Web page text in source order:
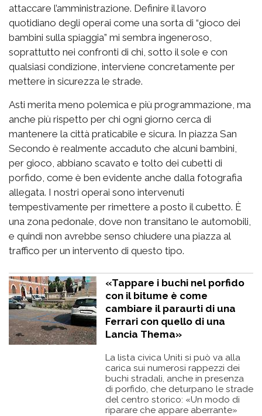
attaccare l’amministrazione. Definire il lavoro
quotidiano degli operai come una sorta di “gioco dei
bambini sulla spiaggia” mi sembra ingeneroso,
soprattutto nei confronti di chi, sotto il sole e con
qualsiasi condizione, interviene concretamente per
mettere in sicurezza le strade.
Asti merita meno polemica e più programmazione, ma
anche più rispetto per chi ogni giorno cerca di
mantenere la città praticabile e sicura. In piazza San
Secondo è realmente accaduto che alcuni bambini,
per gioco, abbiano scavato e tolto dei cubetti di
porfido, come è ben evidente anche dalla fotografia
allegata. I nostri operai sono intervenuti
tempestivamente per rimettere a posto il cubetto. È
una zona pedonale, dove non transitano le automobili,
e quindi non avrebbe senso chiudere una piazza al
traffico per un intervento di questo tipo.
«Tappare i buchi nel porfido
con il bitume è come
cambiare il paraurti di una
Ferrari con quello di una
Lancia Thema»
La lista civica Uniti si può va alla
carica sui numerosi rappezzi dei
buchi stradali, anche in presenza
di porfido, che deturpano le strade
del centro storico: «Un modo di
riparare che appare aberrante»